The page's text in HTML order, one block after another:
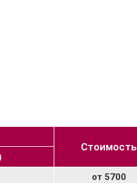
Стоимость
от 5700